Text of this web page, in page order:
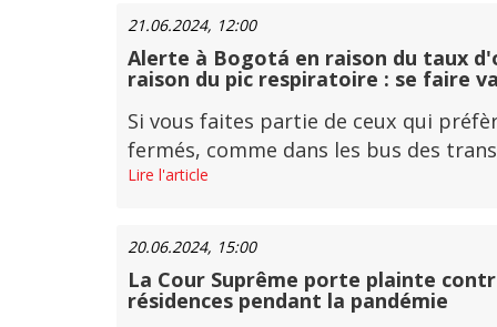
21.06.2024, 12:00
Alerte à Bogotá en raison du taux
raison du pic respiratoire : se faire
Si vous faites partie de ceux qui
fermés, comme dans les bus des
Lire l'article
20.06.2024, 15:00
La Cour Suprême porte plainte
résidences pendant la pandémie